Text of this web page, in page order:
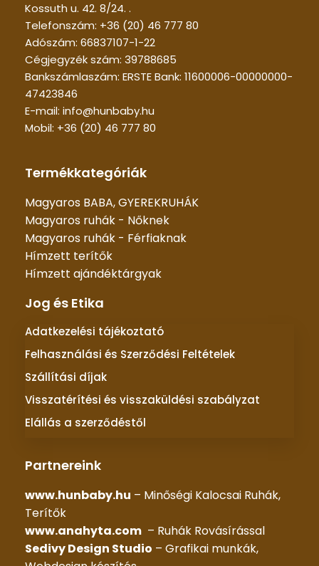
Kossuth u. 42. 8/24. .
Telefonszám: +36 (20) 46 777 80
Adószám: 66837107-1-22
Cégjegyzék szám: 39788685
Bankszámlaszám: ERSTE Bank: 11600006-00000000-
47423846
E-mail: info@hunbaby.hu
Mobil: +36 (20) 46 777 80
Termékkategóriák
Magyaros BABA, GYEREKRUHÁK
Magyaros ruhák - Nőknek
Magyaros ruhák - Férfiaknak
Hímzett terítők
Hímzett ajándéktárgyak
Jog és Etika
Adatkezelési tájékoztató
Felhasználási és Szerződési Feltételek
Szállítási díjak
Visszatérítési és visszaküldési szabályzat
Elállás a szerződéstől
Partnereink
www.hunbaby.hu – Minőségi Kalocsai Ruhák,
Terítők
www.anahyta.com – Ruhák Rovásírással
Sedivy Design Studio – Grafikai munkák,